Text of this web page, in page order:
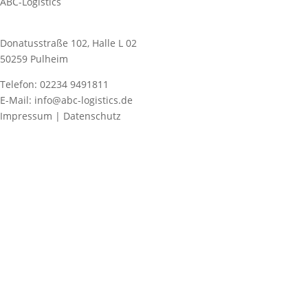
Donatusstraße 102, Halle L 02
50259 Pulheim
Telefon: 02234 9491811
E-Mail: info@abc-logistics.de
Impressum | Datenschutz